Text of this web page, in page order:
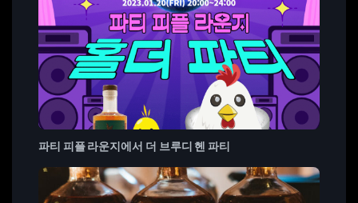
파티 피플 라운지에서 더 브루디 헨 파티